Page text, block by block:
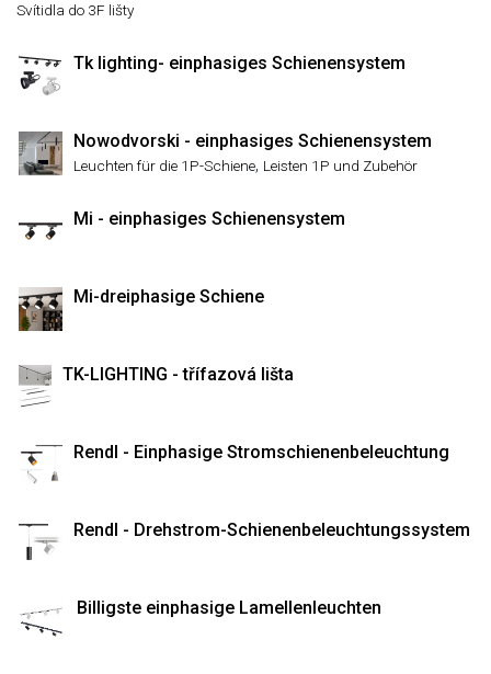
Svítidla do 3F lišty
Tk lighting- einphasiges Schienensystem
Nowodvorski - einphasiges Schienensystem
Leuchten für die 1P-Schiene, Leisten 1P und Zubehör
Mi - einphasiges Schienensystem
Mi-dreiphasige Schiene
TK-LIGHTING - třífazová lišta
Rendl - Einphasige Stromschienenbeleuchtung
Rendl - Drehstrom-Schienenbeleuchtungssystem
Billigste einphasige Lamellenleuchten